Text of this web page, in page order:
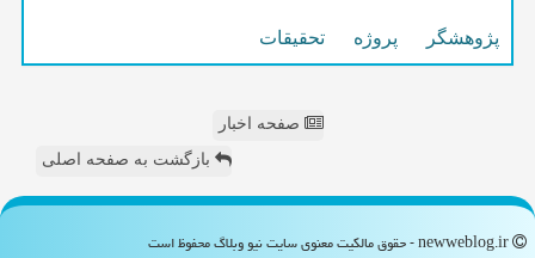
پژوهشگر پروژه تحقیقات
صفحه اخبار
بازگشت به صفحه اصلی